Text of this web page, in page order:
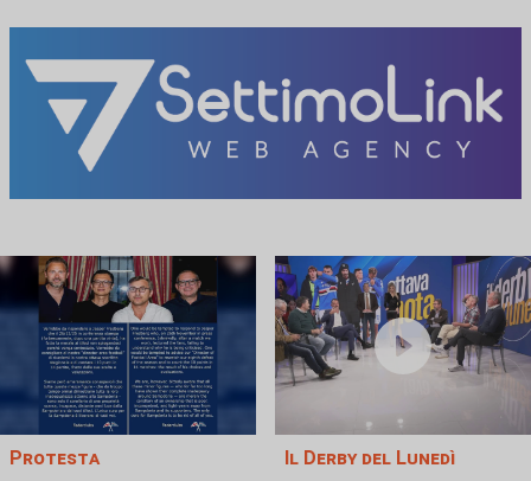
Protesta Il Derby del Lunedì